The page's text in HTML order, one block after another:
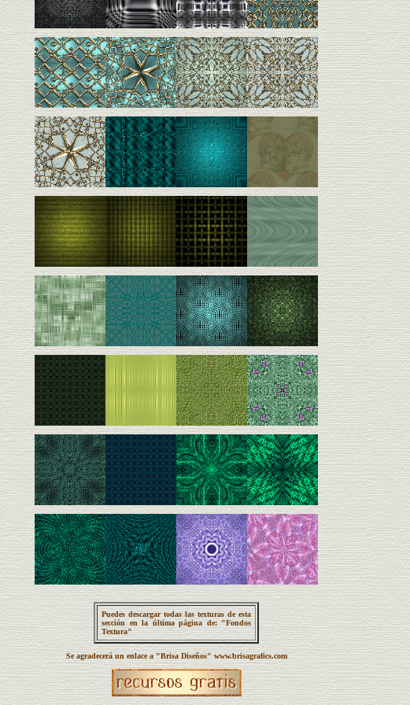
Puedes descargar todas las texturas de esta
sección en la última página de: "Fondos
Textura"
Se agradecerá un enlace a "Brisa Diseños" www.brisagrafics.com